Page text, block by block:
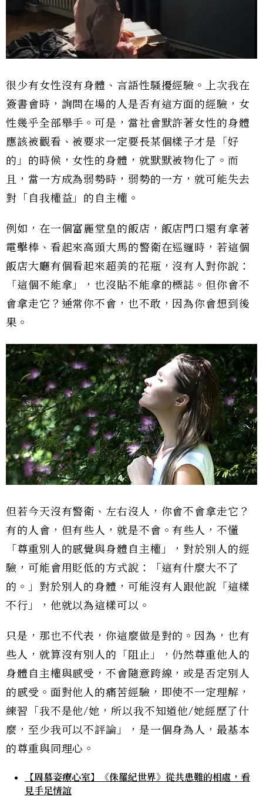
很少有女性沒有身體、言語性騷擾經驗。上次我在
簽書會時，詢問在場的人是否有這方面的經驗，女
性幾乎全部舉手。可是，當社會默許著女性的身體
應該被觀看、被要求一定要長某個樣子才是「好
的」的時候，女性的身體，就默默被物化了。而
且，當一方成為弱勢時，弱勢的一方，就可能失去
對「自我權益」的自主權。
例如，在一個富麗堂皇的飯店，飯店門口還有拿著
電擊棒、看起來高頭大馬的警衛在巡邏時，若這個
飯店大廳有個看起來超美的花瓶，沒有人對你說：
「這個不能拿」，也沒貼不能拿的標誌。但你會不
會拿走它？通常你不會，也不敢，因為你會想到後
果。
但若今天沒有警衛、左右沒人，你會不會拿走它？
有的人會，但有些人，就是不會。有些人，不懂
「尊重別人的感覺與身體自主權」，對於別人的經
驗，可能會用貶低的方式說：「這有什麼大不了
的。」對於別人的身體，可能沒有人跟他說「這樣
不行」，他就以為這樣可以。
只是，那也不代表，你這麼做是對的。因為，也有
些人，就算沒有別人的「阻止」，仍然尊重他人的
身體自主權與感受，不會隨意跨線，或是否定別人
的感受。面對他人的痛苦經驗，即使不一定理解，
練習「我不是他/她，所以我不知道他/她經歷了什
麼，至少我可以不評論」，是一個身為人，最基本
的尊重與同理心。
【周慕姿療心室】《侏羅紀世界》從共患難的相處，看
見手足情誼